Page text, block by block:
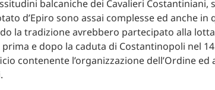
balcaniche dei Cavalieri
d’Epiro sono assai complesse ed anche
la tradizione avrebbero partecipato alla
prima e dopo la caduta di Costantinopoli nel
contenente l’organizzazione dell’Ordine